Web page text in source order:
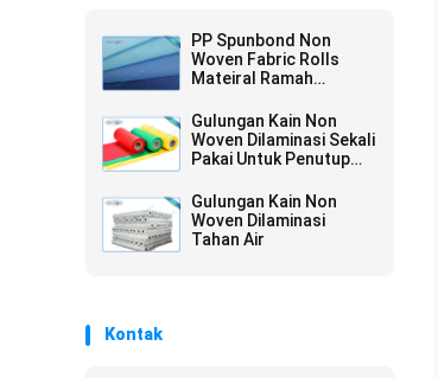
PP Spunbond Non
Woven Fabric Rolls
Mateiral Ramah
Gulungan Kain Non
Woven Dilaminasi Sekali
Pakai Untuk Penutup
Gulungan Kain Non
Woven Dilaminasi
Tahan Air
Kontak